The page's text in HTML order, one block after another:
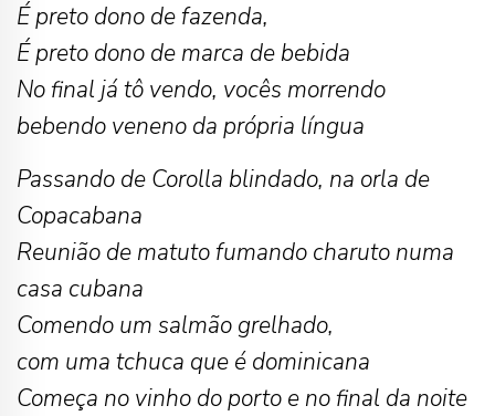
É preto dono de fazenda,
É preto dono de marca de bebida
No final já tô vendo, vocês morrendo
bebendo veneno da própria língua
Passando de Corolla blindado, na orla de
Copacabana
Reunião de matuto fumando charuto numa
casa cubana
Comendo um salmão grelhado,
com uma tchuca que é dominicana
Começa no vinho do porto e no final da noite